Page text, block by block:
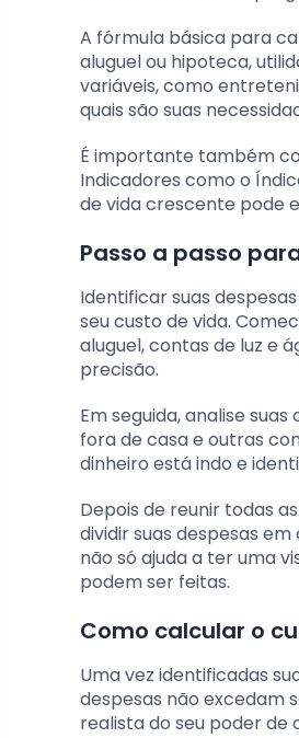
A fórmula básica para
aluguel ou hipoteca,
variáveis, como
quais são suas
É importante também
Indicadores como o
de vida crescente pode
Passo a passo
Identificar suas
seu custo de vida.
aluguel, contas de luz e
precisão.
Em seguida, analise
fora de casa e outras
dinheiro está indo e
Depois de reunir todas
dividir suas despesas
não só ajuda a ter uma
podem ser feitas.
Como calcular o
Uma vez identificadas
despesas não excedam
realista do seu poder de